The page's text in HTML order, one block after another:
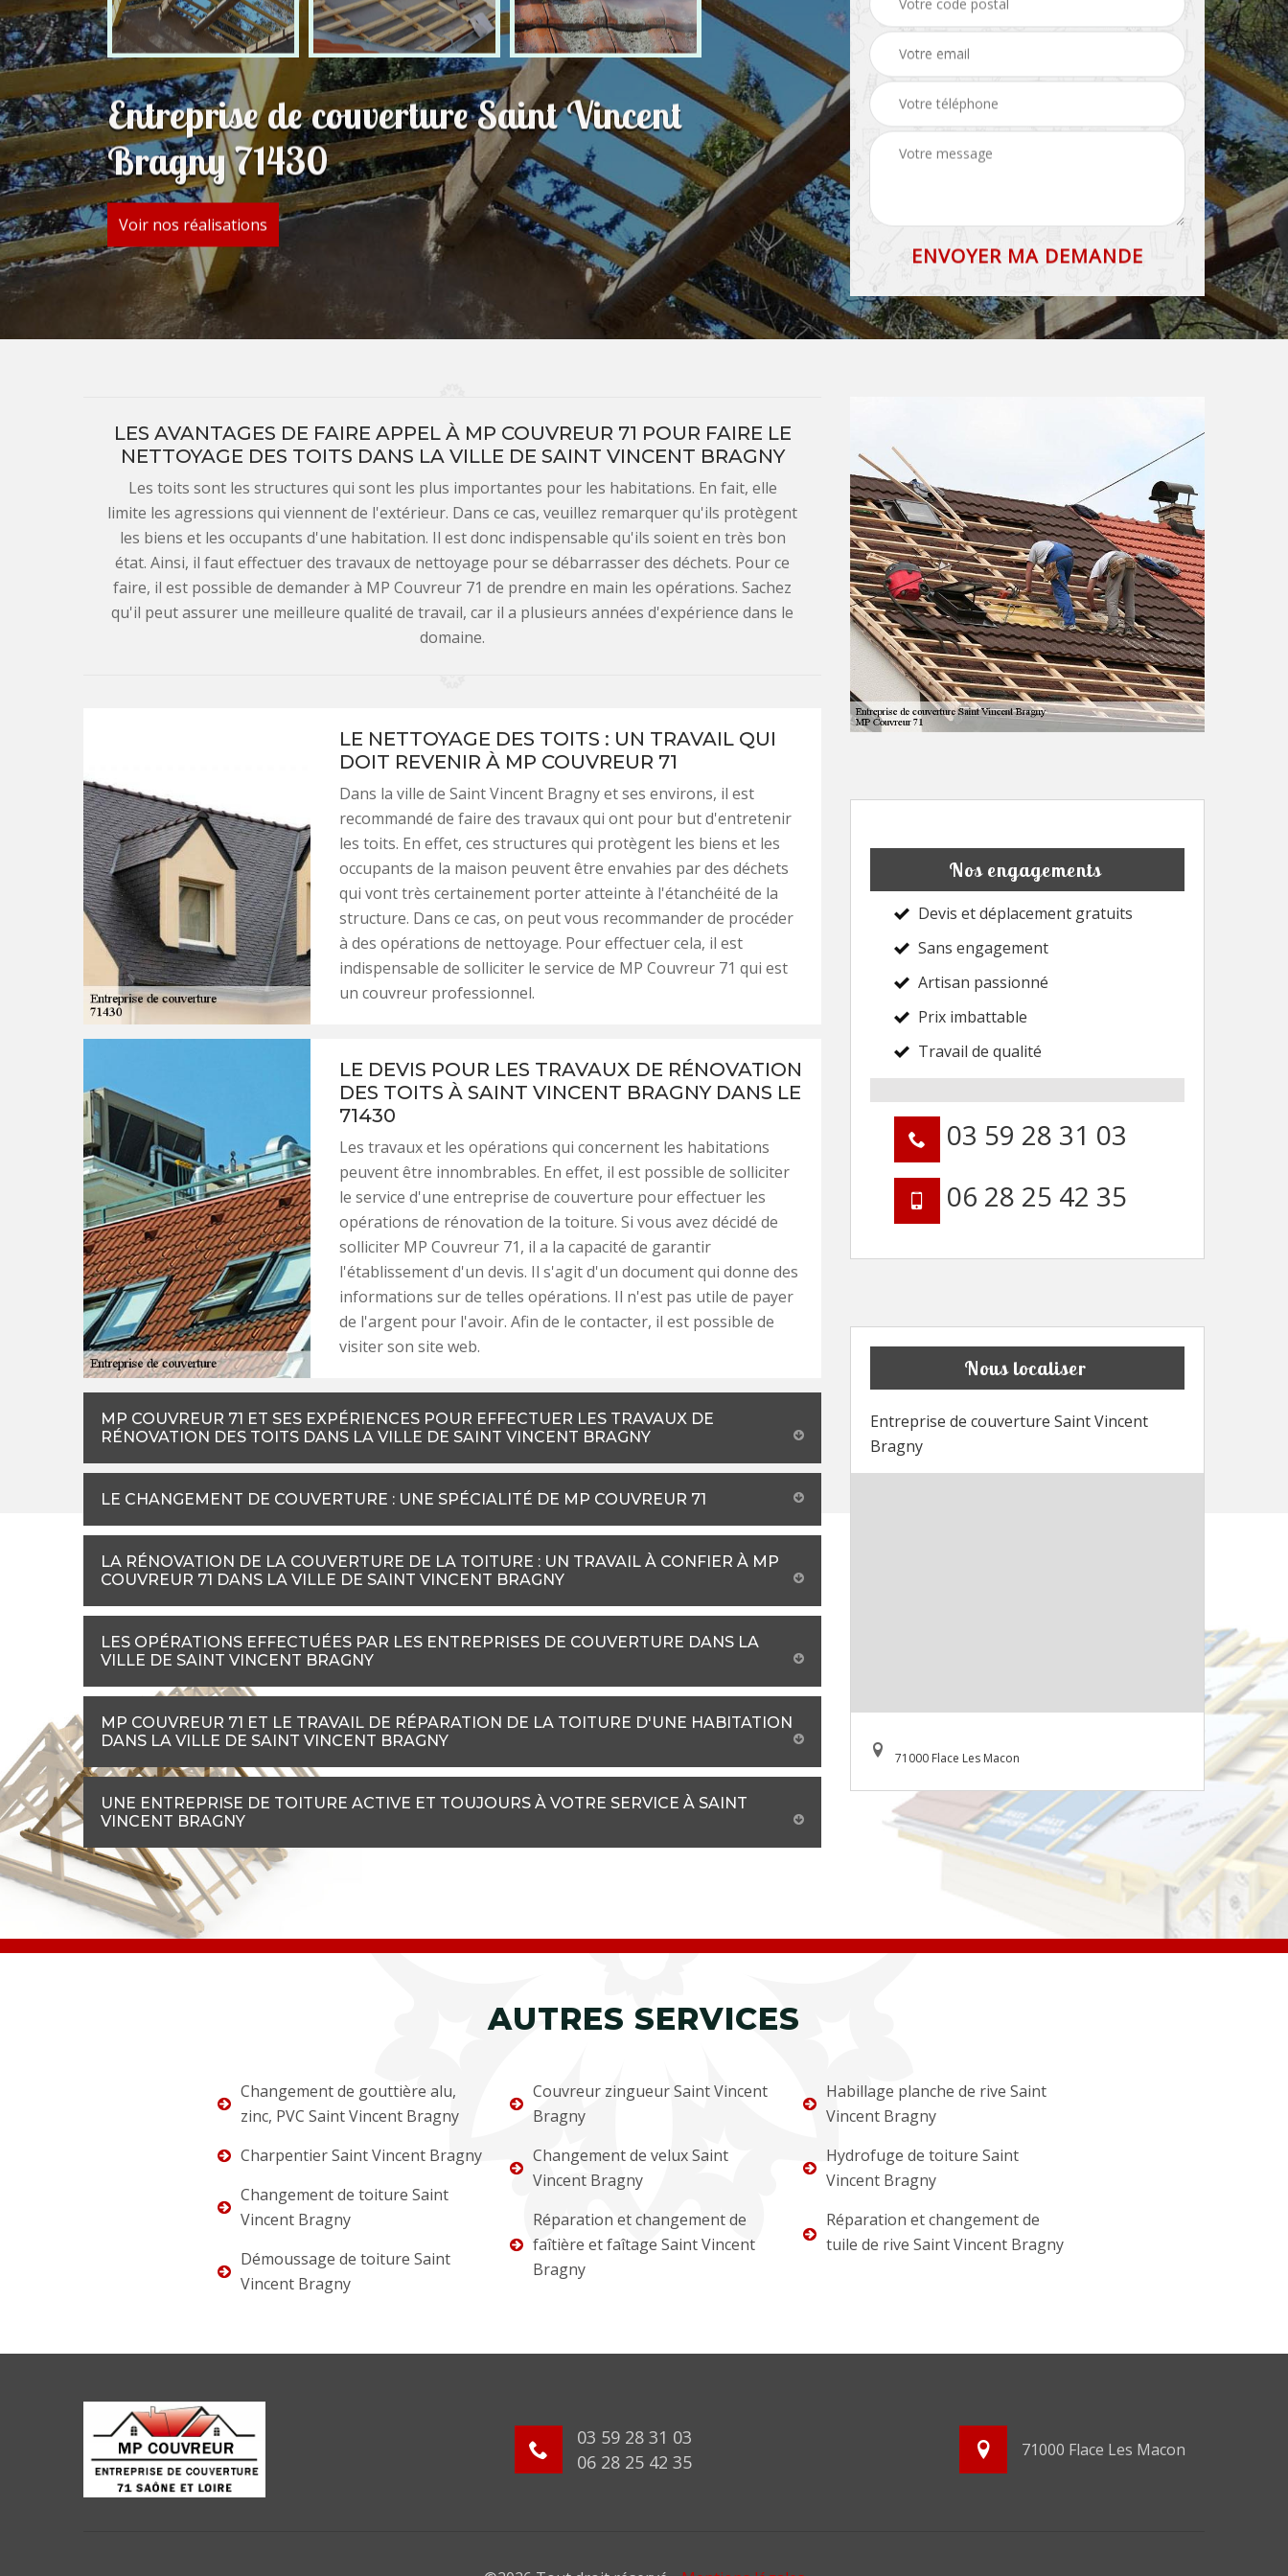
Entreprise de couverture Saint Vincent
Bragny 71430
Voir nos réalisations
LES AVANTAGES DE FAIRE APPEL À MP COUVREUR 71 POUR FAIRE LE
NETTOYAGE DES TOITS DANS LA VILLE DE SAINT VINCENT BRAGNY
Les toits sont les structures qui sont les plus importantes pour les habitations. En fait, elle
limite les agressions qui viennent de l'extérieur. Dans ce cas, veuillez remarquer qu'ils protègent
les biens et les occupants d'une habitation. Il est donc indispensable qu'ils soient en très bon
état. Ainsi, il faut effectuer des travaux de nettoyage pour se débarrasser des déchets. Pour ce
faire, il est possible de demander à MP Couvreur 71 de prendre en main les opérations. Sachez
qu'il peut assurer une meilleure qualité de travail, car il a plusieurs années d'expérience dans le
domaine.
LE NETTOYAGE DES TOITS : UN TRAVAIL QUI
DOIT REVENIR À MP COUVREUR 71
Dans la ville de Saint Vincent Bragny et ses environs, il est
recommandé de faire des travaux qui ont pour but d'entretenir
les toits. En effet, ces structures qui protègent les biens et les
occupants de la maison peuvent être envahies par des déchets
qui vont très certainement porter atteinte à l'étanchéité de la
structure. Dans ce cas, on peut vous recommander de procéder
à des opérations de nettoyage. Pour effectuer cela, il est
indispensable de solliciter le service de MP Couvreur 71 qui est
un couvreur professionnel.
LE DEVIS POUR LES TRAVAUX DE RÉNOVATION
DES TOITS À SAINT VINCENT BRAGNY DANS LE
71430
Les travaux et les opérations qui concernent les habitations
peuvent être innombrables. En effet, il est possible de solliciter
le service d'une entreprise de couverture pour effectuer les
opérations de rénovation de la toiture. Si vous avez décidé de
solliciter MP Couvreur 71, il a la capacité de garantir
l'établissement d'un devis. Il s'agit d'un document qui donne des
informations sur de telles opérations. Il n'est pas utile de payer
de l'argent pour l'avoir. Afin de le contacter, il est possible de
visiter son site web.
MP COUVREUR 71 ET SES EXPÉRIENCES POUR EFFECTUER LES TRAVAUX DE
RÉNOVATION DES TOITS DANS LA VILLE DE SAINT VINCENT BRAGNY
LE CHANGEMENT DE COUVERTURE : UNE SPÉCIALITÉ DE MP COUVREUR 71
LA RÉNOVATION DE LA COUVERTURE DE LA TOITURE : UN TRAVAIL À CONFIER À MP
COUVREUR 71 DANS LA VILLE DE SAINT VINCENT BRAGNY
LES OPÉRATIONS EFFECTUÉES PAR LES ENTREPRISES DE COUVERTURE DANS LA
VILLE DE SAINT VINCENT BRAGNY
MP COUVREUR 71 ET LE TRAVAIL DE RÉPARATION DE LA TOITURE D'UNE HABITATION
DANS LA VILLE DE SAINT VINCENT BRAGNY
UNE ENTREPRISE DE TOITURE ACTIVE ET TOUJOURS À VOTRE SERVICE À SAINT
VINCENT BRAGNY
Nos engagements
Devis et déplacement gratuits
Sans engagement
Artisan passionné
Prix imbattable
Travail de qualité
03 59 28 31 03
06 28 25 42 35
Nous localiser
Entreprise de couverture Saint Vincent
Bragny
71000 Flace Les Macon
AUTRES SERVICES
Changement de gouttière alu,
zinc, PVC Saint Vincent Bragny
Charpentier Saint Vincent Bragny
Changement de toiture Saint
Vincent Bragny
Démoussage de toiture Saint
Vincent Bragny
Couvreur zingueur Saint Vincent
Bragny
Changement de velux Saint
Vincent Bragny
Réparation et changement de
faîtière et faîtage Saint Vincent
Bragny
Habillage planche de rive Saint
Vincent Bragny
Hydrofuge de toiture Saint
Vincent Bragny
Réparation et changement de
tuile de rive Saint Vincent Bragny
03 59 28 31 03
06 28 25 42 35
71000 Flace Les Macon